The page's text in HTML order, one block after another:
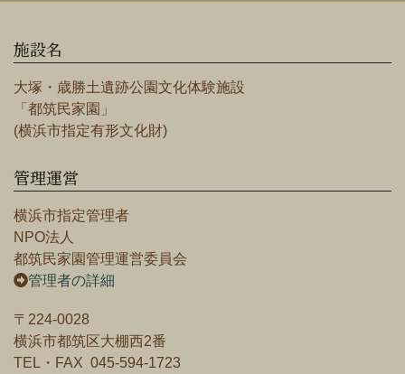
施設名
大塚・歳勝土遺跡公園文化体験施設
「都筑民家園」
(横浜市指定有形文化財)
管理運営
横浜市指定管理者
NPO法人
都筑民家園管理運営委員会
管理者の詳細
〒224-0028
横浜市都筑区大棚西2番
TEL・FAX 045-594-1723